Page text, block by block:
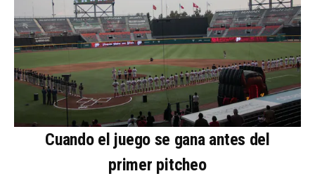
Cuando el juego se gana antes del
primer pitcheo